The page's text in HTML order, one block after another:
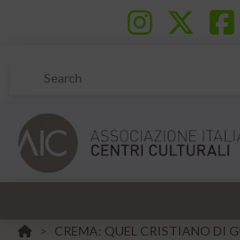
Search
HOME
> CREMA: QUEL CRISTIANO DI